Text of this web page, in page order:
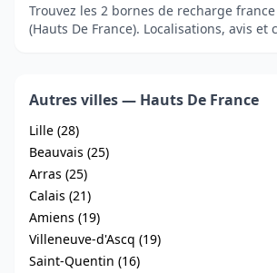
Trouvez les 2 bornes de recharge
(Hauts De France). Localisations, avis et
Autres villes — Hauts De France
Lille (28)
Beauvais (25)
Arras (25)
Calais (21)
Amiens (19)
Villeneuve-d'Ascq (19)
Saint-Quentin (16)